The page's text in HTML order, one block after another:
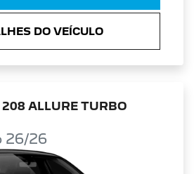
DO VEÍCULO
ALLURE TURBO
26/26